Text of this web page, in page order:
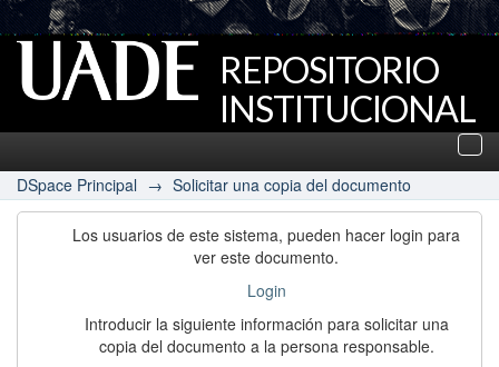
REPOSITORIO
INSTITUCIONAL
UADE
DSpace Principal → Solicitar una copia del documento
Los usuarios de este sistema, pueden hacer login para
ver este documento.
Login
Introducir la siguiente información para solicitar una
copia del documento a la persona responsable.